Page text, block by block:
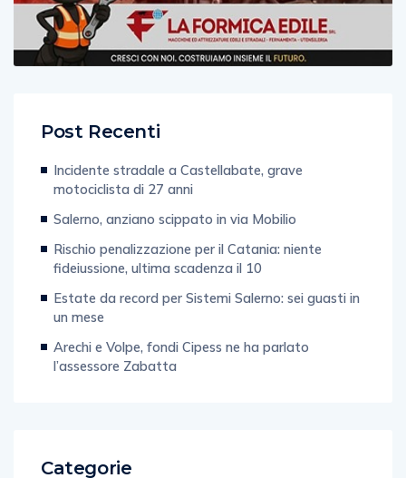
motociclista di 27 anni
Salerno, anziano scippato in via Mobilio
Rischio penalizzazione per il Catania: niente
fideiussione, ultima scadenza il 10
Estate da record per Sistemi Salerno: sei guasti in
un mese
Arechi e Volpe, fondi Cipess ne ha parlato
l’assessore Zabatta